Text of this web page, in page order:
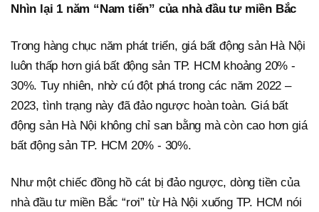
Nhìn lại 1 năm “Nam tiến” của nhà đầu tư miền Bắc
Trong hàng chục năm phát triển, giá bất động sản Hà Nội
luôn thấp hơn giá bất động sản TP. HCM khoảng 20% -
30%. Tuy nhiên, nhờ cú đột phá trong các năm 2022 –
2023, tình trạng này đã đảo ngược hoàn toàn. Giá bất
động sản Hà Nội không chỉ san bằng mà còn cao hơn giá
bất động sản TP. HCM 20% - 30%.
Như một chiếc đồng hồ cát bị đảo ngược, dòng tiền của
nhà đầu tư miền Bắc “rơi” từ Hà Nội xuống TP. HCM nói